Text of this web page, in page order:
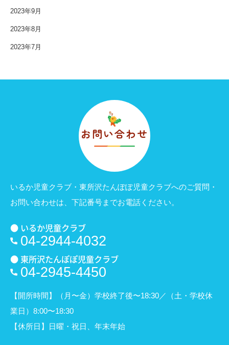
2023年9月
2023年8月
2023年7月
お問い合わせ
いるか児童クラブ・東所沢たんぽぽ児童クラブへのご質問・
お問い合わせは、 下記番号までお電話ください。
● いるか児童クラブ
04-2944-4032
● 東所沢たんぽぽ児童クラブ
04-2945-4450
【開所時間】（月〜金）学校終了後〜18:30／（土・学校休
業日）8:00〜18:30
【休所日】日曜・祝日、年末年始